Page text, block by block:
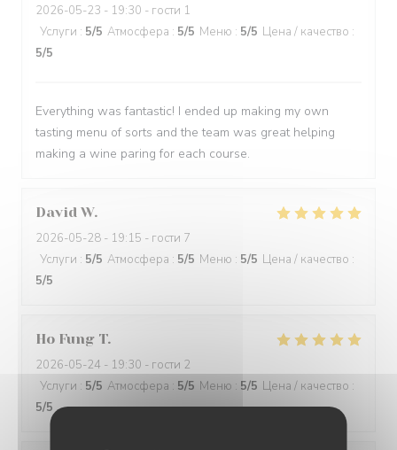
2026-05-23 - 19:30 - гости 1
Услуги : 5/5 Атмосфера : 5/5 Меню : 5/5 Цена / качество :
5/5
Everything was fantastic! I ended up making my own
tasting menu of sorts and the team was great helping
making a wine paring for each course.
David W
2026-05-28 - 19:15 - гости 7
Услуги : 5/5 Атмосфера : 5/5 Меню : 5/5 Цена / качество :
5/5
Ho Fung T
2026-05-24 - 19:30 - гости 2
Услуги : 5/5 Атмосфера : 5/5 Меню : 5/5 Цена / качество :
5/5